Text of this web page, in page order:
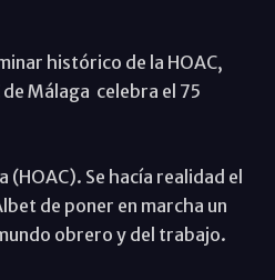
histórico de la HOAC,
Málaga celebra el 75
Se hacía realidad el
de poner en marcha un
obrero y del trabajo.